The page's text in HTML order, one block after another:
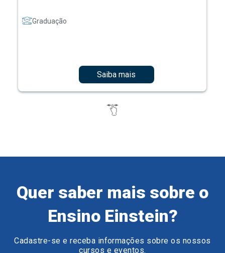
Graduação
Saiba mais
Quer saber mais sobre o
Ensino Einstein?
Cadastre-se e receba informações sobre os nossos
cursos e eventos.